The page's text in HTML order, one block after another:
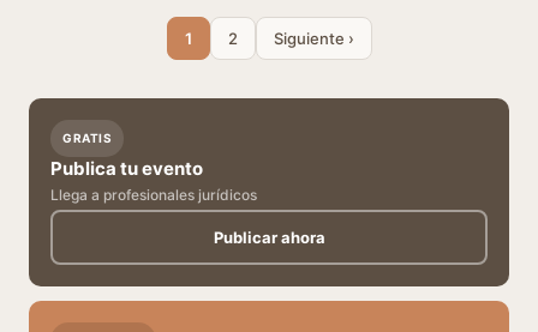
1 2 Siguiente ›
GRATIS
Publica tu evento
Llega a profesionales jurídicos
Publicar ahora